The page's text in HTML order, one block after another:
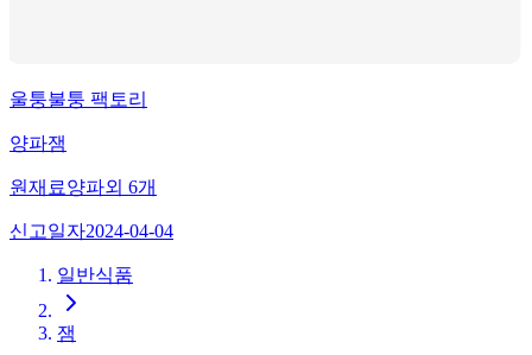
울퉁불퉁 팩토리
양파잼
원재료양파외 6개
신고일자2024-04-04
일반식품
잼